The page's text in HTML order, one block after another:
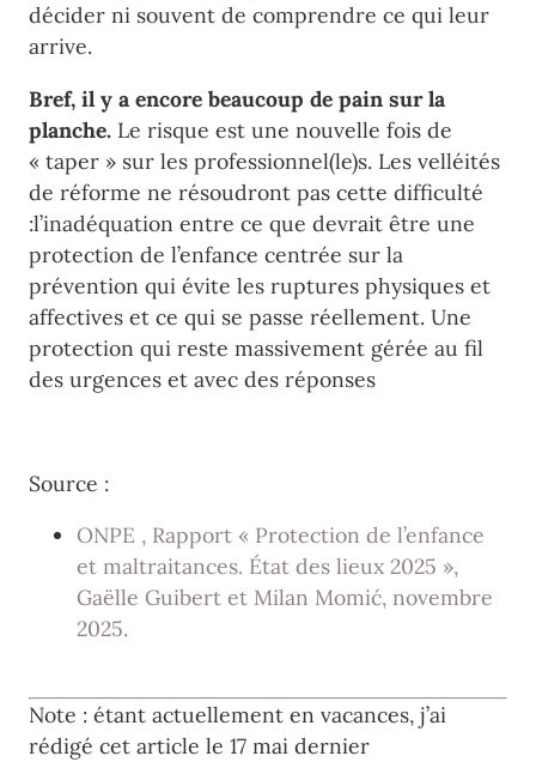
décider ni souvent de comprendre ce qui leur
arrive.
Bref, il y a encore beaucoup de pain sur la
planche. Le risque est une nouvelle fois de
« taper » sur les professionnel(le)s. Les velléités
de réforme ne résoudront pas cette difficulté
:l’inadéquation entre ce que devrait être une
protection de l’enfance centrée sur la
prévention qui évite les ruptures physiques et
affectives et ce qui se passe réellement. Une
protection qui reste massivement gérée au fil
des urgences et avec des réponses
Source :
ONPE , Rapport « Protection de l’enfance
et maltraitances. État des lieux 2025 »,
Gaëlle Guibert et Milan Momić, novembre
2025.
Note : étant actuellement en vacances, j’ai
rédigé cet article le 17 mai dernier